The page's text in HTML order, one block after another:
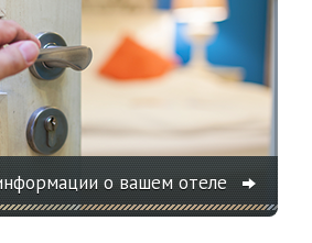
о вашем отеле